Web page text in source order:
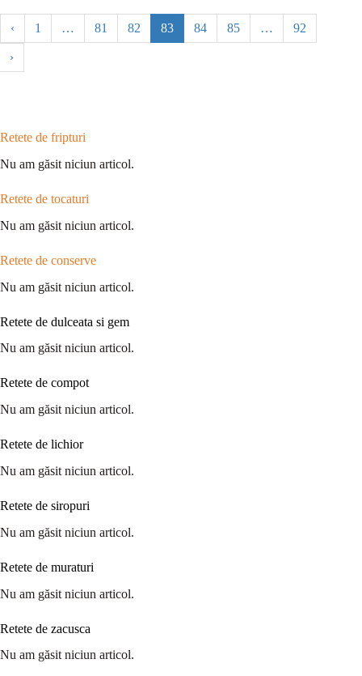
‹ 1 … 81 82 83 84 85 … 92
›
Retete de fripturi
Nu am găsit niciun articol.
Retete de tocaturi
Nu am găsit niciun articol.
Retete de conserve
Nu am găsit niciun articol.
Retete de dulceata si gem
Nu am găsit niciun articol.
Retete de compot
Nu am găsit niciun articol.
Retete de lichior
Nu am găsit niciun articol.
Retete de siropuri
Nu am găsit niciun articol.
Retete de muraturi
Nu am găsit niciun articol.
Retete de zacusca
Nu am găsit niciun articol.